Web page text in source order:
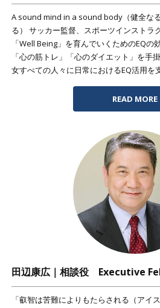
A sound mind in a sound body（健全な
る） サッカー監督、スポーツインストラ
「Well Being」を育んでいくためのEQの
「心の筋トレ」「心のダイエット」を手
女すべての人々に日常におけるEQ活用を
READ MORE
田辺康広｜相談役 Executive
「叡智は苦難によりもたらされる（アイ